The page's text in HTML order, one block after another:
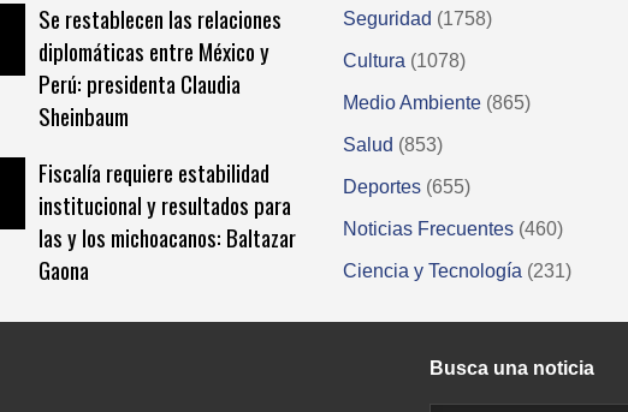
Se restablecen las relaciones
diplomáticas entre México y
Perú: presidenta Claudia
Sheinbaum
Fiscalía requiere estabilidad
institucional y resultados para
las y los michoacanos: Baltazar
Gaona
Seguridad (1758)
Cultura (1078)
Medio Ambiente (865)
Salud (853)
Deportes (655)
Noticias Frecuentes (460)
Ciencia y Tecnología (231)
Busca una noticia